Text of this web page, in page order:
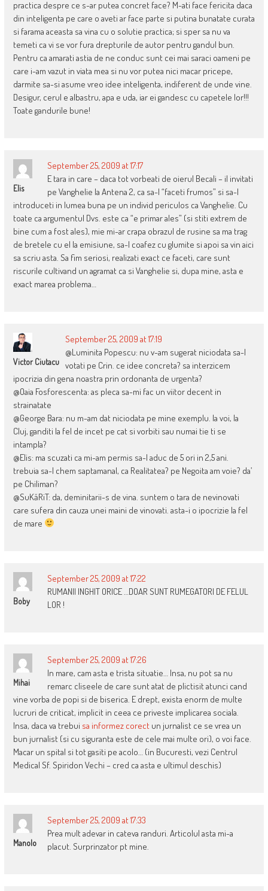
practica despre ce s-ar putea concret face? M-ati face fericita daca
din inteligenta pe care o aveti ar face parte si putina bunatate curata
si farama aceasta sa vina cu o solutie practica; si sper sa nu va
temeti ca vi se vor fura drepturile de autor pentru gandul bun.
Pentru ca amarati astia de ne conduc sunt cei mai saraci oameni pe
care i-am vazut in viata mea si nu vor putea nici macar pricepe,
darmite sa-si asume vreo idee inteligenta, indiferent de unde vine.
Desigur, cerul e albastru, apa e uda, iar ei gandesc cu capetele lor!!!
Toate gandurile bune!
Elis
September 25, 2009 at 17:17
E tara in care – daca tot vorbeati de oierul Becali – il invitati
pe Vanghelie la Antena 2, ca sa-l “faceti frumos” si sa-l
introduceti in lumea buna pe un individ periculos ca Vanghelie. Cu
toate ca argumentul Dvs. este ca “e primar ales” (si stiti extrem de
bine cum a fost ales), mie mi-ar crapa obrazul de rusine sa ma trag
de bretele cu el la emisiune, sa-l coafez cu glumite si apoi sa vin aici
sa scriu asta. Sa fim seriosi, realizati exact ce faceti, care sunt
riscurile cultivand un agramat ca si Vanghelie si, dupa mine, asta e
exact marea problema…
Victor Ciutacu
September 25, 2009 at 17:19
@Luminita Popescu: nu v-am sugerat niciodata sa-l
votati pe Crin. ce idee concreta? sa interzicem
ipocrizia din gena noastra prin ordonanta de urgenta?
@Oaia Fosforescenta: as pleca sa-mi fac un viitor decent in
strainatate
@George Bara: nu m-am dat niciodata pe mine exemplu. la voi, la
Cluj, ganditi la fel de incet pe cat si vorbiti sau numai tie ti se
intampla?
@Elis: ma scuzati ca mi-am permis sa-l aduc de 5 ori in 2,5 ani.
trebuia sa-l chem saptamanal, ca Realitatea? pe Negoita am voie? da’
pe Chiliman?
@SuKăRiT: da, deminitarii-s de vina. suntem o tara de nevinovati
care sufera din cauza unei maini de vinovati. asta-i o ipocrizie la fel
de mare
Boby
September 25, 2009 at 17:22
RUMANII INGHIT ORICE …DOAR SUNT RUMEGATORI DE FELUL
LOR !
Mihai
September 25, 2009 at 17:26
In mare, cam asta e trista situatie… Insa, nu pot sa nu
remarc cliseele de care sunt atat de plictisit atunci cand
vine vorba de popi si de biserica. E drept, exista enorm de multe
lucruri de criticat, implicit in ceea ce priveste implicarea sociala.
Insa, daca va trebui sa informez corectun jurnalist ce se vrea un
bun jurnalist (si cu siguranta este de cele mai multe ori), o voi face.
Macar un spital si tot gasiti pe acolo… (in Bucuresti, vezi Centrul
Medical Sf. Spiridon Vechi – cred ca asta e ultimul deschis)
Manolo
September 25, 2009 at 17:33
Prea mult adevar in cateva randuri. Articolul asta mi-a
placut. Surprinzator pt mine.